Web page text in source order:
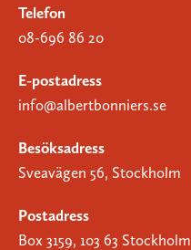
Telefon
08-696 86 20
E-postadress
info@albertbonniers.se
Besöksadress
Sveavägen 56, Stockholm
Postadress
Box 3159, 103 63 Stockholm